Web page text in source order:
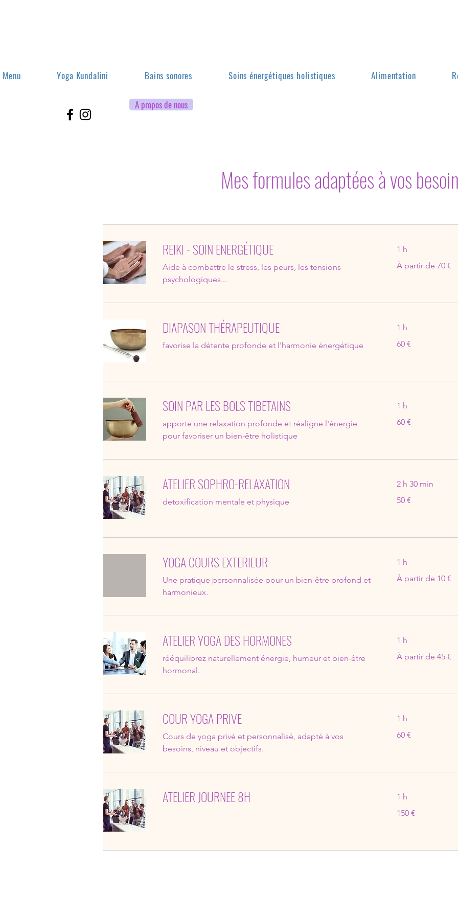
Menu Yoga Kundalini Bains sonores Soins énergétiques holistiques Alimentation
A propos de nous
Mes formules adaptées à vos
REIKI - SOIN ENERGÉTIQUE
Aide à combattre le stress, les peurs, les tensions
psychologiques...
1 h
À
partir
À partir de 70 €
DIAPASON THÉRAPEUTIQUE
favorise la détente profonde et l'harmonie énergétique
1 h
euros
60 €
SOIN PAR LES BOLS TIBETAINS
apporte une relaxation profonde et réaligne l'énergie
pour favoriser un bien-être holistique
1 h
euros
60 €
ATELIER SOPHRO-RELAXATION
detoxification mentale et physique
2 h 30 min
euros
50 €
YOGA COURS EXTERIEUR
Une pratique personnalisée pour un bien-être profond et
harmonieux.
1 h
À
partir
À partir de 10 €
ATELIER YOGA DES HORMONES
rééquilibrez naturellement énergie, humeur et bien-être
hormonal.
1 h
À
partir
À partir de 45 €
COUR YOGA PRIVE
Cours de yoga privé et personnalisé, adapté à vos
besoins, niveau et objectifs.
1 h
euros
60 €
ATELIER JOURNEE 8H 1 h
euros
150 €